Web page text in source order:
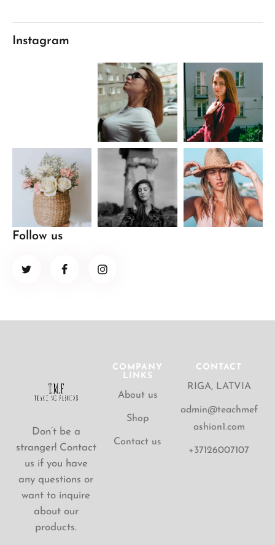
Instagram
Follow us
Don’t be a
stranger! Contact
us if you have
any questions or
want to inquire
about our
products.
COMPANY
LINKS
About us
Shop
Contact us
CONTACT
RIGA, LATVIA
admin@teachmef
ashion1.com
+37126007107